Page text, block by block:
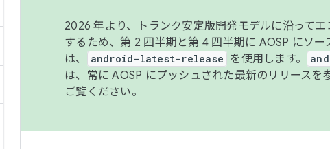
2026 年より、トランク安定版開発モデルに沿って
するため、第 2 四半期と第 4 四半期に AOSP にソ
は、
android-latest-release を使用します。
は、常に AOSP にプッシュされた最新のリリースを
ご覧ください。